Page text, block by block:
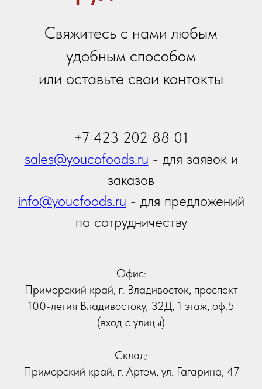
Я даю согласие на получение
рекламной рассылки